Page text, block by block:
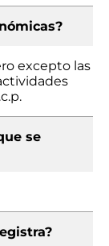
excepto las
se